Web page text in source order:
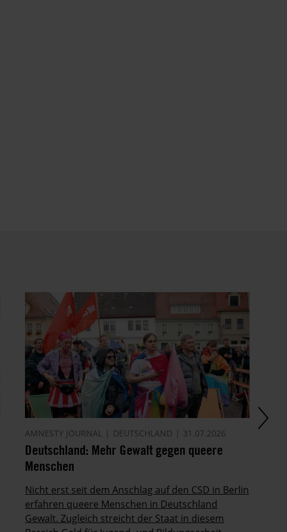
AMNESTY JOURNAL DEUTSCHLAND 31.07.2026
Deutschland: Mehr Gewalt gegen queere
Menschen
Nicht erst seit dem Anschlag auf den CSD in Berlin
erfahren queere Menschen in Deutschland
Gewalt. Zugleich streicht der Staat in diesem